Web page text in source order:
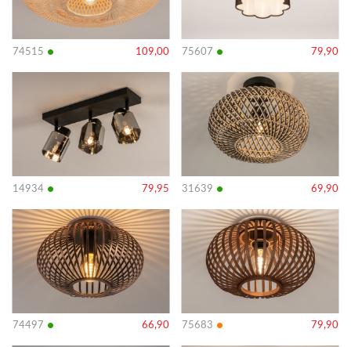
74515 • 109,00 75607 • 79,90
14934 • 79,95
Bekijk
31639 • 69,90
Bekijk
74497 • 66,90
Bekijk
details
75683 • 79,90
Bekijk
details